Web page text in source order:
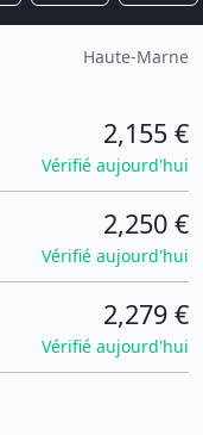
Haute-Marne
2,155 €
Vérifié aujourd'hui
2,250 €
Vérifié aujourd'hui
2,279 €
Vérifié aujourd'hui